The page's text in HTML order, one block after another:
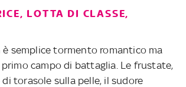
LOTTA DI CLASSE,
semplice tormento romantico ma
campo di battaglia. Le frustate,
torasole sulla pelle, il sudore